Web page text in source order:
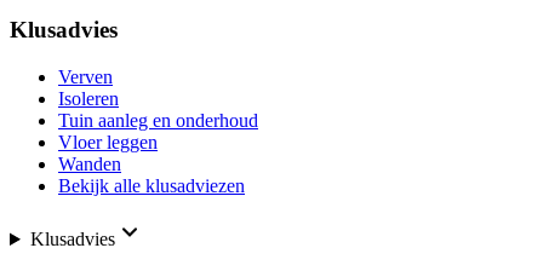
Klusadvies
Verven
Isoleren
Tuin aanleg en onderhoud
Vloer leggen
Wanden
Bekijk alle klusadviezen
Klusadvies